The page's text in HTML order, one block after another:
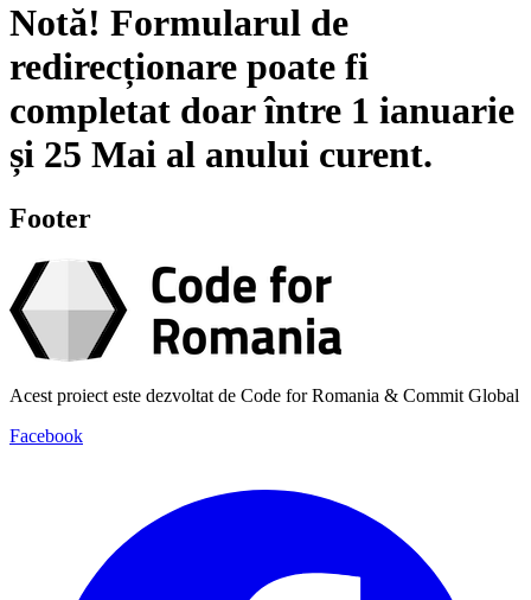
Notă! Formularul de
redirecționare poate fi
completat doar între 1 ianuarie
și 25 Mai al anului curent.
Footer
Acest proiect este dezvoltat de Code for Romania & Commit Global
Facebook